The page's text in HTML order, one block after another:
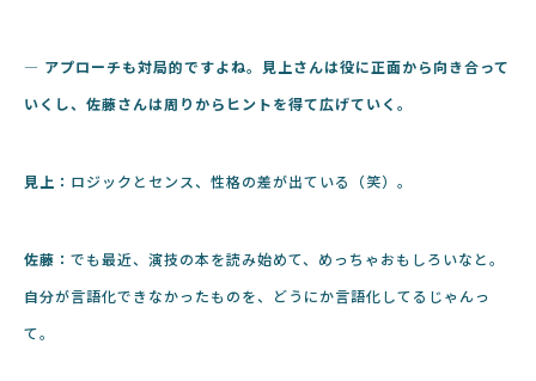
― アプローチも対局的ですよね。見上さんは役に正面から向き合って
いくし、佐藤さんは周りからヒントを得て広げていく。
見上： ロジックとセンス、性格の差が出ている（笑）。
佐藤： でも最近、演技の本を読み始めて、めっちゃおもしろいなと。
自分が言語化できなかったものを、どうにか言語化してるじゃんっ
て。